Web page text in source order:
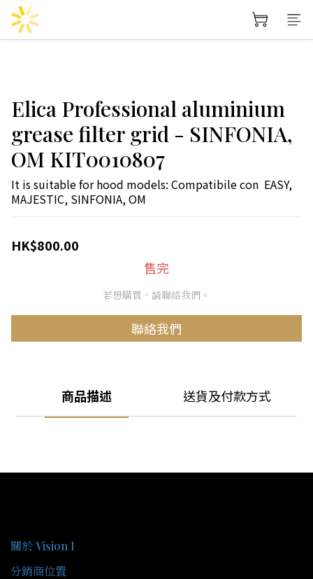
Elica Professional aluminium
grease filter grid - SINFONIA,
OM KIT0010807
It is suitable for hood models: Compatibile con  EASY,
MAJESTIC, SINFONIA, OM
HK$800.00
售完
若想購買，請聯絡我們。
聯絡我們
商品描述 送貨及付款方式
關於 Vision I
分銷商位置